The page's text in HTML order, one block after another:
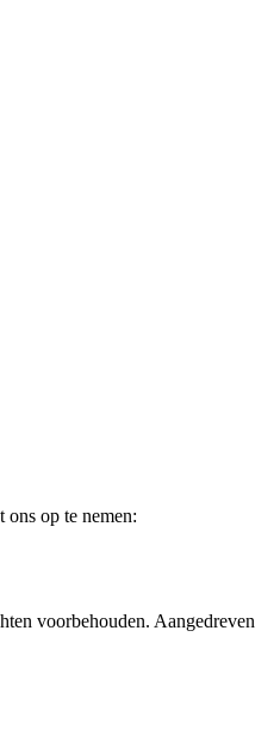
ons op te nemen:
voorbehouden. Aangedreven